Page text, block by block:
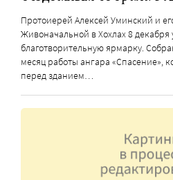
Протоиерей Алексей Уминский и
Живоначальной в Хохлах 8 декабря
благотворительную ярмарку.
месяц работы ангара «Спасение»,
перед зданием…